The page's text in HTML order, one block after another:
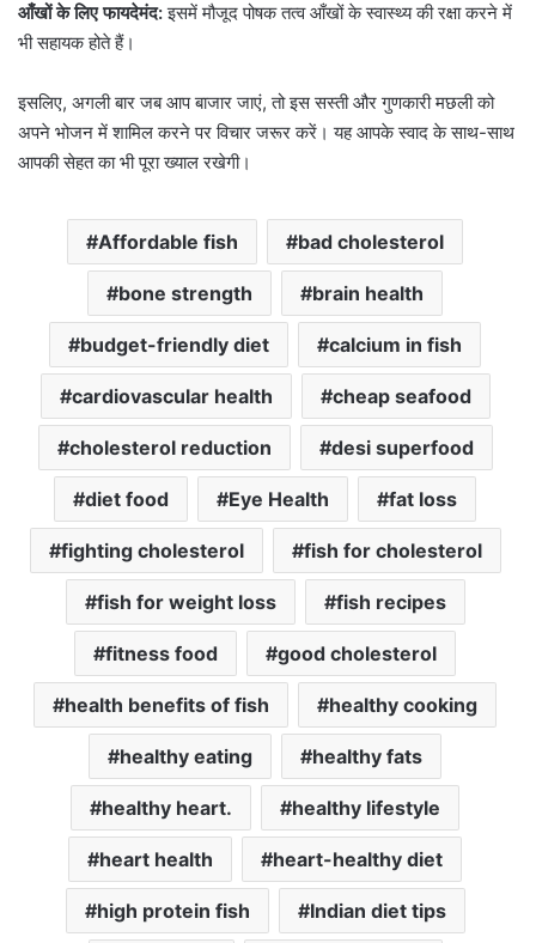
आँखों के लिए फायदेमंद:इसमें मौजूद पोषक तत्व आँखों के स्वास्थ्य की रक्षा करने में
भी सहायक होते हैं।
इसलिए, अगली बार जब आप बाजार जाएं, तो इस सस्ती और गुणकारी मछली को
अपने भोजन में शामिल करने पर विचार जरूर करें। यह आपके स्वाद के साथ-साथ
आपकी सेहत का भी पूरा ख्याल रखेगी।
Affordable fish bad cholesterol
bone strength brain health
budget-friendly diet calcium in fish
cardiovascular health cheap seafood
cholesterol reduction desi superfood
diet food Eye Health fat loss
fighting cholesterol fish for cholesterol
fish for weight loss fish recipes
fitness food good cholesterol
health benefits of fish healthy cooking
healthy eating healthy fats
healthy heart. healthy lifestyle
heart health heart-healthy diet
high protein fish Indian diet tips